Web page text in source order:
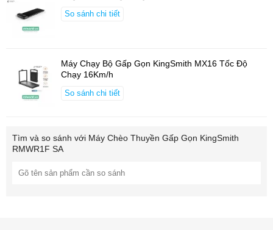
So sánh chi tiết
Máy Chạy Bộ Gấp Gọn KingSmith MX16 Tốc Độ
Chạy 16Km/h
So sánh chi tiết
Tìm và so sánh với Máy Chèo Thuyền Gấp Gọn KingSmith
RMWR1F SA